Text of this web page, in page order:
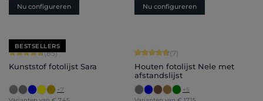
Nu configureren Nu configureren
BESTSELLERS
Gemiddelde waardering van 4.71 van 5 sterren
(85)
Kunststof fotolijst Sara
+7
Gemiddelde waardering van 4.71
(7)
Houten fotolijst Nele met
afstandslijst
+5